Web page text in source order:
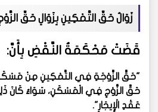
زَوَالُ حَقِّ التَّمْكِينِ بِزَوَالِ حَقِّ
قَضَتْ مَحْكَمَةُ النَّقْضِ بِأَنَّ:
"حَقَّ الزَّوْجَةِ فِي التَّمْكِينِ مِنْ مَسْكَنِ
حَقِّ الزَّوْجِ فِي الْمَسْكَنِ، سَوَاءٌ كَانَ ذَلِكَ
عَقْدِ الْإِيجَارِ."